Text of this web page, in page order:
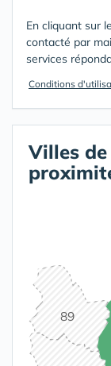
En cliquant sur
contacté par
services
Conditions
Villes
89